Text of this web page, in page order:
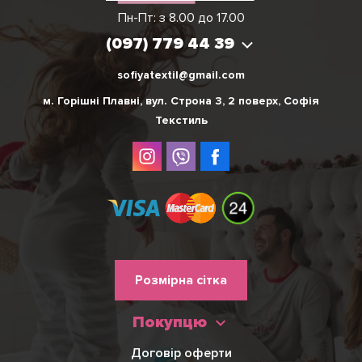
Пн-Пт: з 8.00 до 17.00
(097) 779 44 39
Вікторія
(097) 779 44 39
sofiyatextil@gmail.com
м. Горішні Плавні, вул. Строна 3, 2 поверх, Софія
Текстиль
колонтитулу
Розмірна сітка
Покупцю
Договір оферти